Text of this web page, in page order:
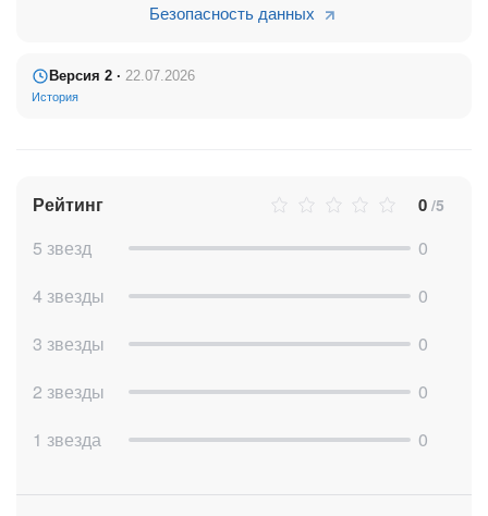
Безопасность данных
Версия 2 · 22.07.2026
История
Рейтинг 0 /5
5 звезд
0
4 звезды
0
3 звезды
0
2 звезды
0
1 звезда
0